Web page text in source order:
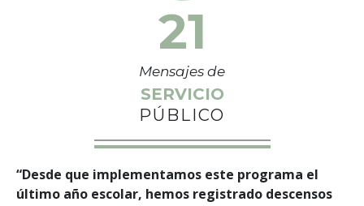
21
Mensajes de
SERVICIO
PÚBLICO
“Desde que implementamos este programa el
último año escolar, hemos registrado descensos